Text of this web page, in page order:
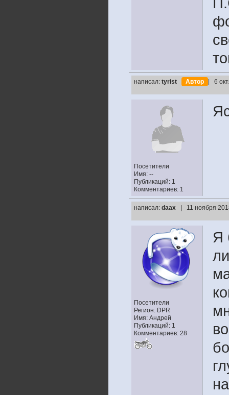
написал: tyrist Автор | 6
Посетители
Имя: --
Публикаций: 1
Комментариев: 1
написал: daax | 11 ноября
Посетители
Регион: DPR
Имя: Андрей
Публикаций: 1
Комментариев: 28
Я